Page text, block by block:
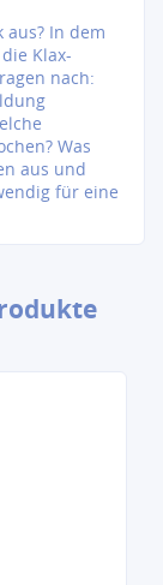
aus? In dem
Klax-
nach:
Was
aus und
für eine